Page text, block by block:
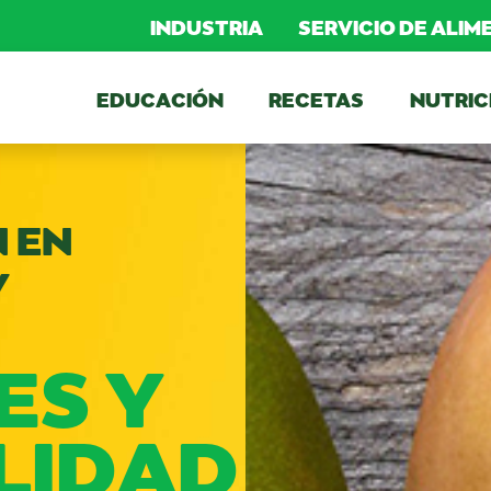
INDUSTRIA SERVICIO DE
EDUCACIÓN RECETAS
EN
Y